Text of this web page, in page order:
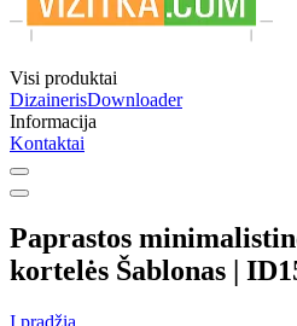
Visi produktai
DizainerisDownloader
Informacija
Kontaktai
Paprastos
kortelės Šablonas |
Į pradžią